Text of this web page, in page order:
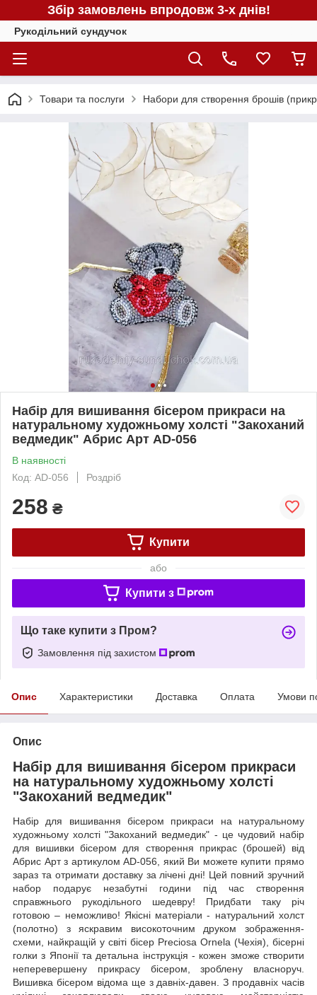
Збір замовлень впродовж 3-х днів!
Рукодільний сундучок
Товари та послуги Набори для створення брошів
Набір для вишивання бісером прикраси на
натуральному художньому холсті "Закоханий
ведмедик" Абрис Арт AD-056
В наявності
Код: AD-056
Роздріб
258 ₴
Купити
або
Купити з
Що таке купити з Пром?
Замовлення під захистом
Опис Характеристики Доставка Оплата Умови
Опис
Набір для вишивання бісером прикраси
на натуральному художньому холсті
"Закоханий ведмедик"
Набір для вишивання бісером прикраси на натуральному
художньому холсті "Закоханий ведмедик" - це чудовий набір
для вишивки бісером для створення прикрас (брошей) від
Абрис Арт з артикулом AD-056, який Ви можете купити прямо
зараз та отримати доставку за лічені дні! Цей повний зручний
набор подарує незабутні години під час створення
справжнього рукодільного шедевру! Придбати таку річ
готовою – неможливо! Якісні матеріали - натуральний холст
(полотно) з яскравим високоточним друком зображення-
схеми, найкращій у світі бісер Preciosa Ornela (Чехія), бісерні
голки з Японії та детальна інструкція - кожен зможе створити
неперевершену прикрасу бісером, зроблену власноруч.
Вишивка бісером відома ще з давніх-давен. З продавніх часів